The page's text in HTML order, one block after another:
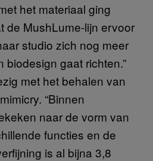
het materiaal ging
de MushLume-lijn ervoor
studio zich nog meer
biodesign gaat richten.”
met het behalen van
“Binnen
naar de vorm van
functies en de
is al bijna 3,8